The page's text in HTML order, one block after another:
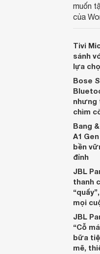
muốn
của
với
nhắc.
Tivi
sánh
lựa
Bose
nhưng
chìm
Bang
A1
bền
đỉnh
JBL
thanh
mọi
JBL
“Cỗ
bữa
mẽ,